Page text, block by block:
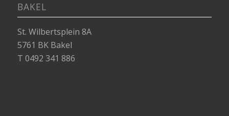
BAKEL
St. Wilbertsplein 8A
5761 BK Bakel
T 0492 341 886